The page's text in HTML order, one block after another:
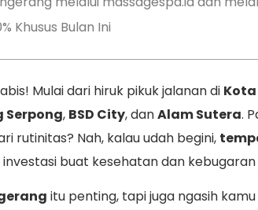
Khusus Bulan Ini
Mulai dari hiruk pikuk jalanan di
Serpong, BSD City, danAlam Sutera.
rutinitas? Nah, kalau udah begini,
investasi buat kesehatan dan
itu penting, tapi juga ngasih